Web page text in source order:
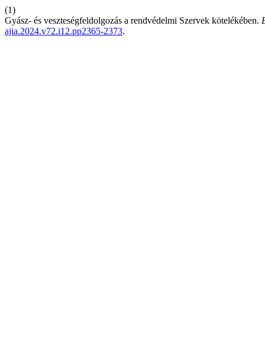
(1)
Gyász- és veszteségfeldolgozás a rendvédelmi Szervek kötelékében.
ajia.2024.v72.i12.pp2365-2373.